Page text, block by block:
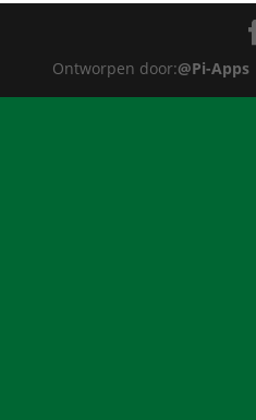
Ontworpen door:@Pi-Apps